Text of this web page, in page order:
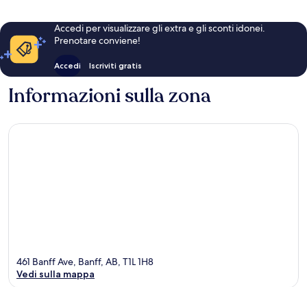
Accedi per visualizzare gli extra e gli sconti idonei.
Prenotare conviene!
Accedi Iscriviti gratis
Informazioni sulla zona
461 Banff Ave, Banff, AB, T1L 1H8
Vedi sulla mappa